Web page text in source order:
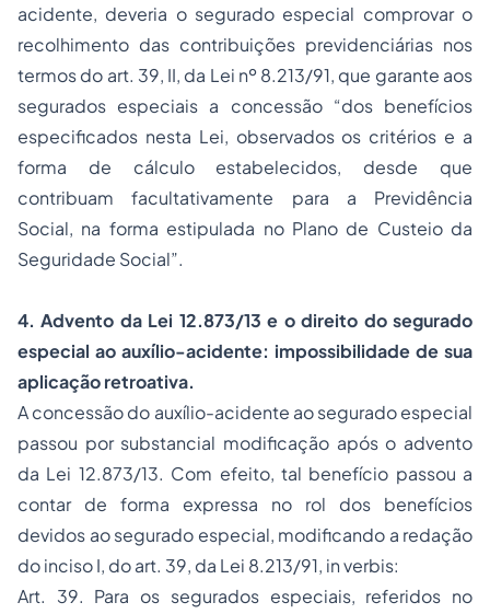
acidente, deveria o segurado especial comprovar o
recolhimento das contribuições previdenciárias nos
termos do art. 39, II, da Lei nº 8.213/91, que garante aos
segurados especiais a concessão “dos benefícios
especificados nesta Lei, observados os critérios e a
forma de cálculo estabelecidos, desde que
contribuam facultativamente para a Previdência
Social, na forma estipulada no Plano de Custeio da
Seguridade Social”.
4. Advento da Lei 12.873/13 e o direito do segurado
especial ao auxílio-acidente: impossibilidade de sua
aplicação retroativa.
A concessão do auxílio-acidente ao segurado especial
passou por substancial modificação após o advento
da Lei 12.873/13. Com efeito, tal benefício passou a
contar de forma expressa no rol dos benefícios
devidos ao segurado especial, modificando a redação
do inciso I, do art. 39, da Lei 8.213/91, in verbis:
Art. 39. Para os segurados especiais, referidos no